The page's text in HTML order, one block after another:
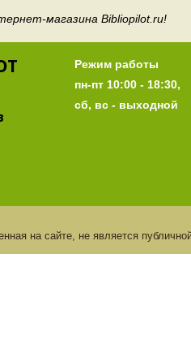
магазина Bibliopilot.ru!
Режим работы
пн-пт 10:00 - 18:30,
сб, вс - выходной
на сайте, не является